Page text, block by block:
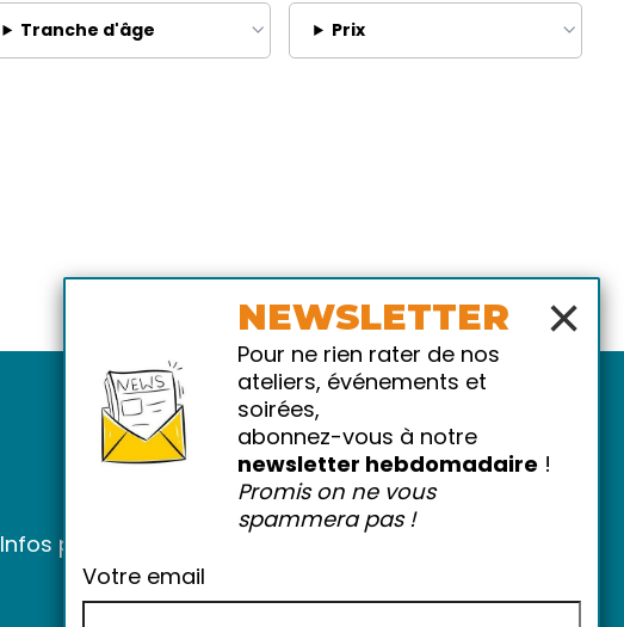
Tranche d'âge Prix
Infos pratiques
×
NEWSLETTER
Pour ne rien rater de nos
ateliers, événements et
soirées,
abonnez-vous à notre
newsletter hebdomadaire !
Promis on ne vous
spammera pas !
Votre email